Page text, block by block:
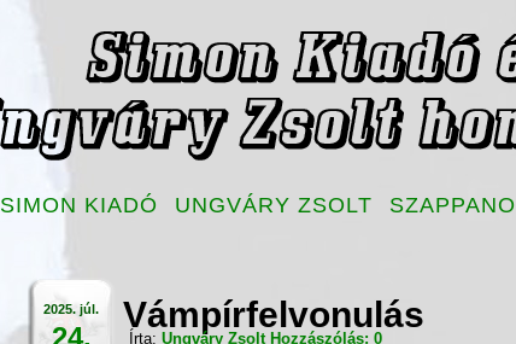
SIMON KIADÓ UNGVÁRY ZSOLT
2025. júl.
24.
Vámpírfelvonulás
Írta: Ungváry Zsolt Hozzászólás: 0